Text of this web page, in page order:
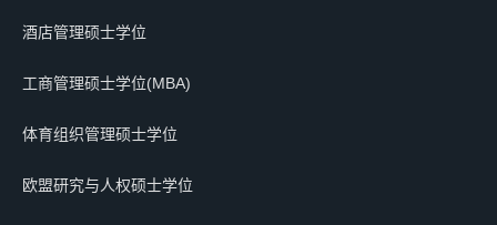
酒店管理硕士学位
工商管理硕士学位(MBA)
体育组织管理硕士学位
欧盟研究与人权硕士学位